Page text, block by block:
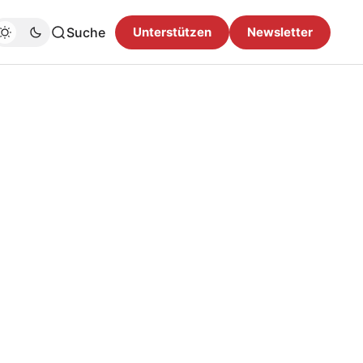
Suche Unterstützen Newsletter